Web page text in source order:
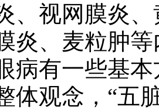
、视网膜炎
炎、麦粒肿
病有一些基
体观念，“五